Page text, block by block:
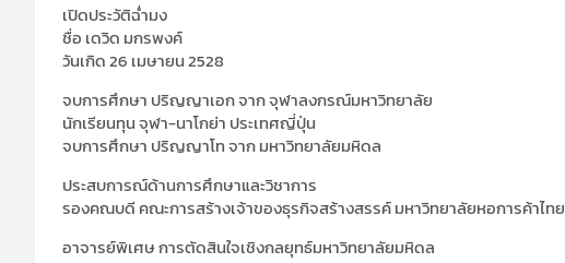
เปิดประวัติฉ่ำมง
ชื่อ เดวิด มกรพงค์
วันเกิด 26 เมษายน 2528
จบการศึกษา ปริญญาเอก จาก จุฬาลงกรณ์มหาวิทยาลัย
นักเรียนทุน จุฬา-นาโกย่า ประเทศญี่ปุ่น
จบการศึกษา ปริญญาโท จาก มหาวิทยาลัยมหิดล
ประสบการณ์ด้านการศึกษาและวิชาการ
รองคณบดี คณะการสร้างเจ้าของธุรกิจสร้างสรรค์ มหาวิทยาลัยหอการค้าไทย
อาจารย์พิเศษ การตัดสินใจเชิงกลยุทธ์มหาวิทยาลัยมหิดล